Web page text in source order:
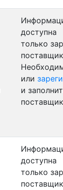
доступна
только
или
и
доступна
только